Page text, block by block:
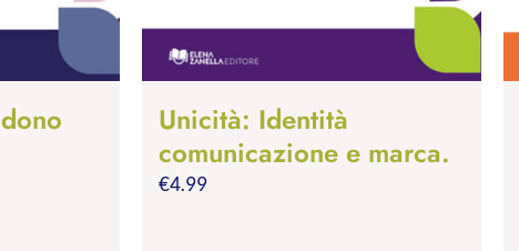
Unicità: Identità
comunicazione e marca.
€4.99